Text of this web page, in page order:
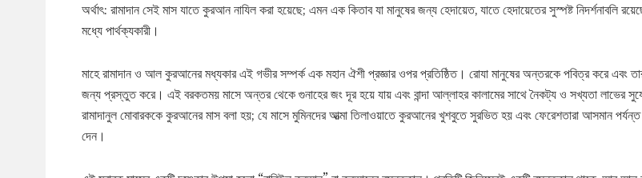
অর্থাৎ: রামাদান সেই মাস যাতে কুরআন নাযিল করা হয়েছে; এমন এক কিতাব যা মানুষের জন্য হেদায়েত, যাতে হেদায়েতের সুস্পষ্ট নিদর্শনাবলি
মধ্যে পার্থক্যকারী।
মাহে রামাদান ও আল কুরআনের মধ্যকার এই গভীর সম্পর্ক এক মহান ঐশী প্রজ্ঞার ওপর প্রতিষ্ঠিত। রোযা মানুষের অন্তরকে পবিত্র করে এবং
জন্য প্রস্তুত করে। এই বরকতময় মাসে অন্তর থেকে গুনাহের জং দূর হয়ে যায় এবং বান্দা আল্লাহর কালামের সাথে নৈকট্য ও সখ্যতা লাভের
রামাদানুল মোবারককে কুরআনের মাস বলা হয়; যে মাসে মুমিনদের আত্মা তিলাওয়াতে কুরআনের খুশবুতে সুরভিত হয় এবং ফেরেশতারা আসমান
দেন।